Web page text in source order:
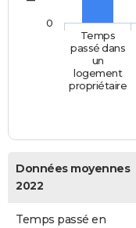
Temps
passé dans
un
logement
propriétaire
0
Données moyennes
2022
Temps passé en